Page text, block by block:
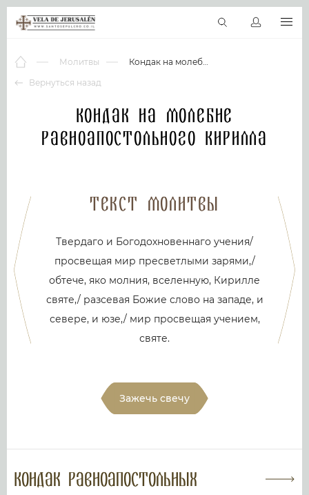
Виртуальные туры
RU
Вернуться назад
Молитвы Кондак на молебне равноапостольного Кирилла
Кондак на молебне
равноапостольного Кирилла
Текст молитвы
Твердаго и Богодохновеннаго учения/
просвещая мир пресветлыми зарями,/
обтече, яко молния, вселенную, Кирилле
святе,/ разсевая Божие слово на западе, и
севере, и юзе,/ мир просвещая учением,
святе.
Зажечь свечу
Кондак равноапостольных